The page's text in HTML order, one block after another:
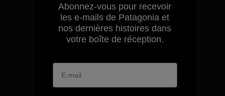
Découvrez notre empreinte carbone
Nous soutenons l'activisme
Abonnez-vous pour recevoir
les e-mails de Patagonia et
nos dernières histoires dans
votre boîte de réception.